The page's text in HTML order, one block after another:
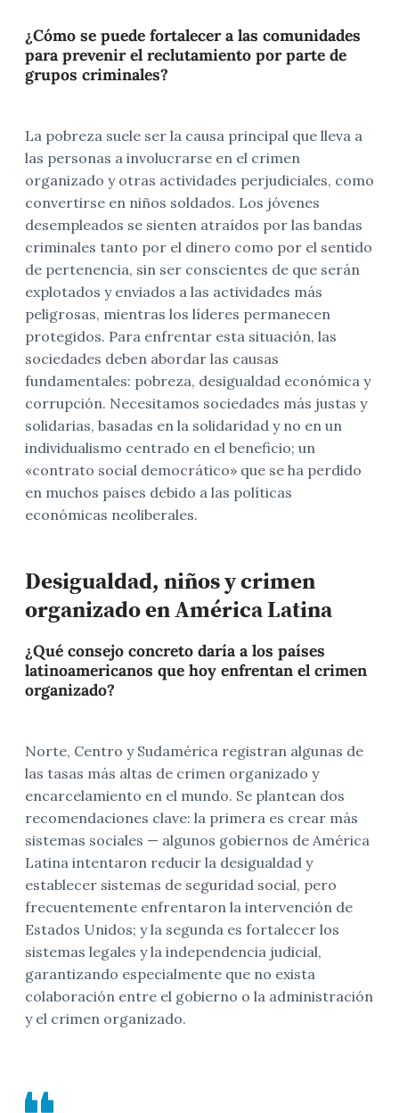
¿Cómo se puede fortalecer a las comunidades
para prevenir el reclutamiento por parte de
grupos criminales?
La pobreza suele ser la causa principal que lleva a
las personas a involucrarse en el crimen
organizado y otras actividades perjudiciales, como
convertirse en niños soldados. Los jóvenes
desempleados se sienten atraídos por las bandas
criminales tanto por el dinero como por el sentido
de pertenencia, sin ser conscientes de que serán
explotados y enviados a las actividades más
peligrosas, mientras los líderes permanecen
protegidos. Para enfrentar esta situación, las
sociedades deben abordar las causas
fundamentales: pobreza, desigualdad económica y
corrupción. Necesitamos sociedades más justas y
solidarias, basadas en la solidaridad y no en un
individualismo centrado en el beneficio; un
«contrato social democrático» que se ha perdido
en muchos países debido a las políticas
económicas neoliberales.
Desigualdad, niños y crimen
organizado en América Latina
¿Qué consejo concreto daría a los países
latinoamericanos que hoy enfrentan el crimen
organizado?
Norte, Centro y Sudamérica registran algunas de
las tasas más altas de crimen organizado y
encarcelamiento en el mundo. Se plantean dos
recomendaciones clave: la primera es crear más
sistemas sociales — algunos gobiernos de América
Latina intentaron reducir la desigualdad y
establecer sistemas de seguridad social, pero
frecuentemente enfrentaron la intervención de
Estados Unidos; y la segunda es fortalecer los
sistemas legales y la independencia judicial,
garantizando especialmente que no exista
colaboración entre el gobierno o la administración
y el crimen organizado.